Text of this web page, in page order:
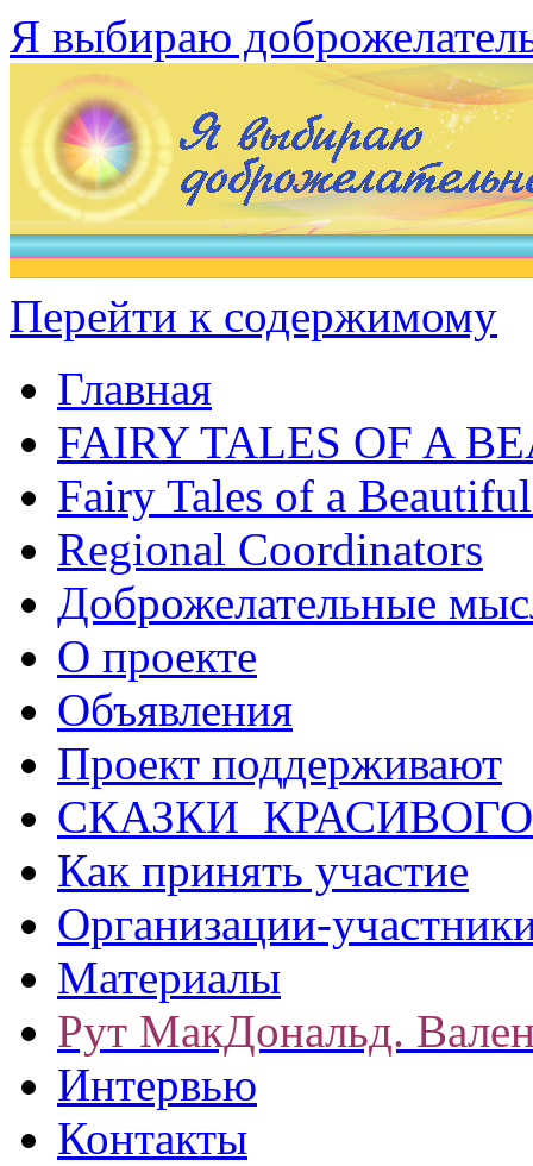
Я выбираю
Перейти к содержимому
Главная
FAIRY TALES OF A
Fairy Tales of a
Regional Coordinators
Доброжелательные
О проекте
Объявления
Проект поддерживают
СКАЗКИ
Как принять участие
Организации-
Материалы
Рут МакДональд.
Интервью
Контакты